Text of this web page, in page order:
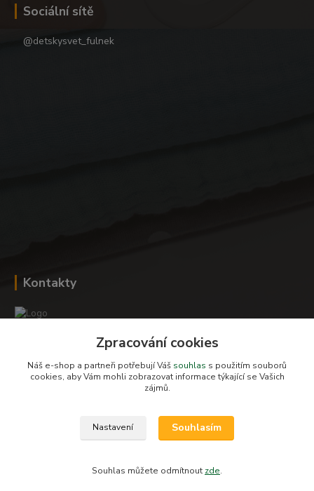
Sociální sítě
@detskysvet_fulnek
Kontakty
+420 604 278 943
obchod-detskysvet@seznam.cz
Zpracování cookies
Náš e-shop a partneři potřebují Váš souhlas s použitím souborů
cookies, aby Vám mohli zobrazovat informace týkající se Vašich
zájmů.
Nastavení Souhlasím
Souhlas můžete odmítnout zde.